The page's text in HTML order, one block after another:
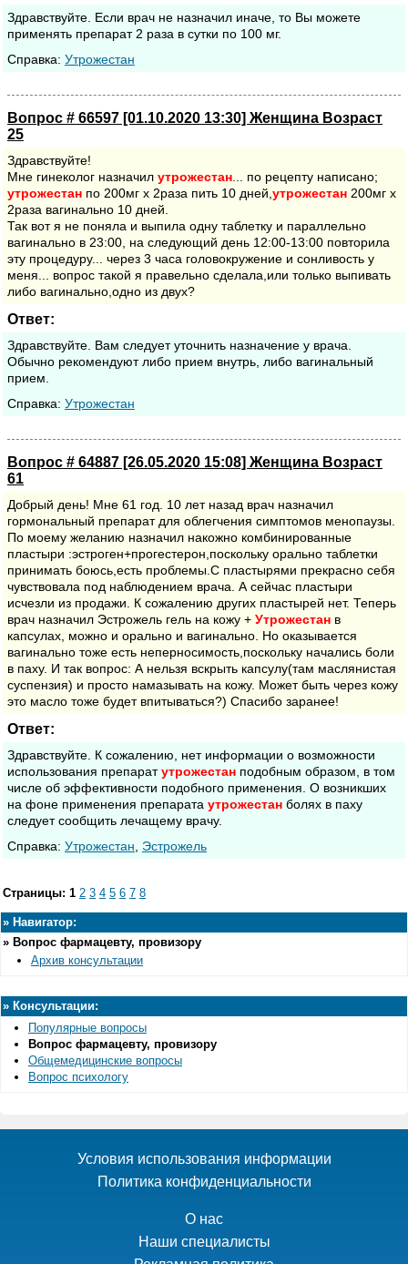
Здравствуйте. Если врач не назначил иначе, то Вы можете
применять препарат 2 раза в сутки по 100 мг.
Cправка: Утрожестан
Вопрос # 66597 [01.10.2020 13:30] Женщина Возраст
25
Здравствуйте!
Мне гинеколог назначил утрожестан ... по рецепту написано;
утрожестан по 200мг х 2раза пить 10 дней, утрожестан 200мг х
2раза вагинально 10 дней.
Так вот я не поняла и выпила одну таблетку и параллельно
вагинально в 23:00, на следующий день 12:00-13:00 повторила
эту процедуру... через 3 часа головокружение и сонливость у
меня... вопрос такой я правельно сделала,или только выпивать
либо вагинально,одно из двух?
Ответ:
Здравствуйте. Вам следует уточнить назначение у врача.
Обычно рекомендуют либо прием внутрь, либо вагинальный
прием.
Cправка: Утрожестан
Вопрос # 64887 [26.05.2020 15:08] Женщина Возраст
61
Добрый день! Мне 61 год. 10 лет назад врач назначил
гормональный препарат для облегчения симптомов менопаузы.
По моему желанию назначил накожно комбинированные
пластыри :эстроген+прогестерон,поскольку орально таблетки
принимать боюсь,есть проблемы.С пластырями прекрасно себя
чувствовала под наблюдением врача. А сейчас пластыри
исчезли из продажи. К сожалению других пластырей нет. Теперь
врач назначил Эстрожель гель на кожу + Утрожестан в
капсулах, можно и орально и вагинально. Но оказывается
вагинально тоже есть неперносимость,поскольку начались боли
в паху. И так вопрос: А нельзя вскрыть капсулу(там маслянистая
суспензия) и просто намазывать на кожу. Может быть через кожу
это масло тоже будет впитываться?) Спасибо заранее!
Ответ:
Здравствуйте. К сожалению, нет информации о возможности
использования препаратутрожестан подобным образом, в том
числе об эффективности подобного применения. О возникших
на фоне применения препарата утрожестан болях в паху
следует сообщить лечащему врачу.
Cправка: Утрожестан Эстрожель
Страницы: 1 2 3 4 5 6 7 8
» Навигатор:
» Вопрос фармацевту, провизору
Архив консультации
» Консультации:
Популярные вопросы
Вопрос фармацевту, провизору
Общемедицинские вопросы
Вопрос психологу
Условия использования информации
Политика конфиденциальности
О нас
Наши специалисты